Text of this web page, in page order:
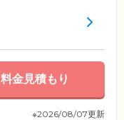
料金見積もり
※2026/08/07更新